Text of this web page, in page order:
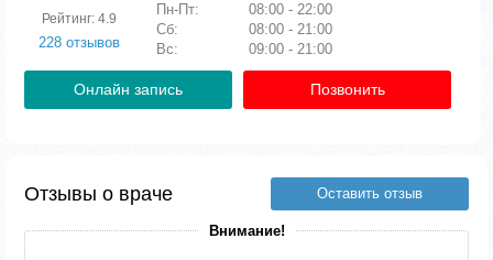
Рейтинг: 4.9
228 отзывов
Пн-Пт:
08:00 - 22:00
Сб:
08:00 - 21:00
Вс:
09:00 - 21:00
Онлайн запись Позвонить
Отзывы о враче Оставить отзыв
Внимание!